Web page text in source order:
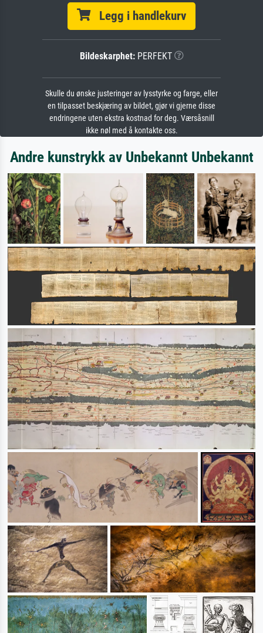
Legg i handlekurv
Bildeskarphet:PERFEKT
Skulle du ønske justeringer av lysstyrke og farge, eller
en tilpasset beskjæring av bildet, gjør vi gjerne disse
endringene uten ekstra kostnad for deg. Værsåsnill
ikke nøl med å kontakte oss.
Andre kunstrykk av Unbekannt Unbekannt